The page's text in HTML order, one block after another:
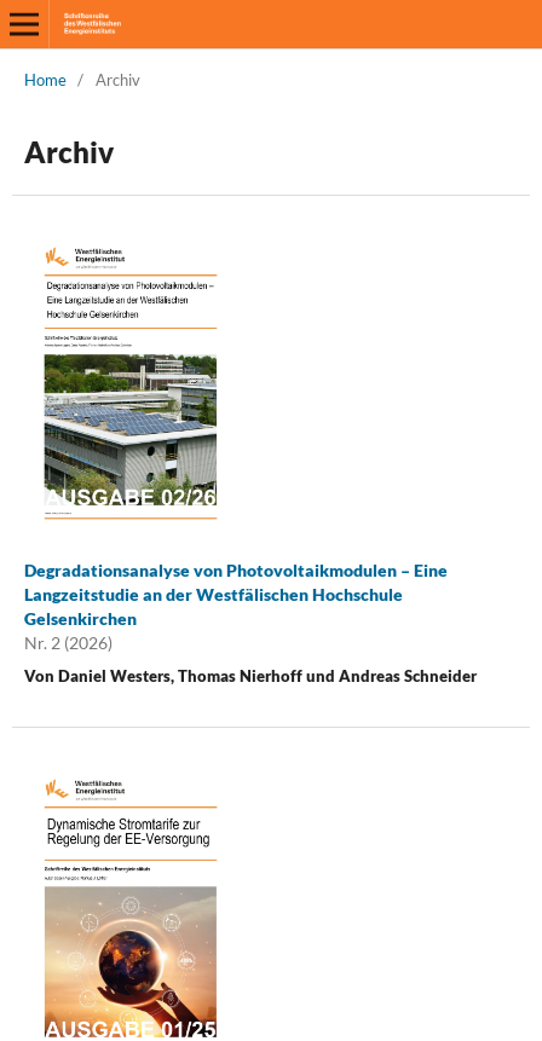
Home / Archiv
Archiv
Degradationsanalyse von Photovoltaikmodulen – Eine
Langzeitstudie an der Westfälischen Hochschule
Gelsenkirchen
Nr. 2 (2026)
Von Daniel Westers, Thomas Nierhoff und Andreas Schneider